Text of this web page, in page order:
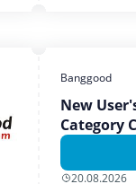
Banggood
New
Category
20.08.2026